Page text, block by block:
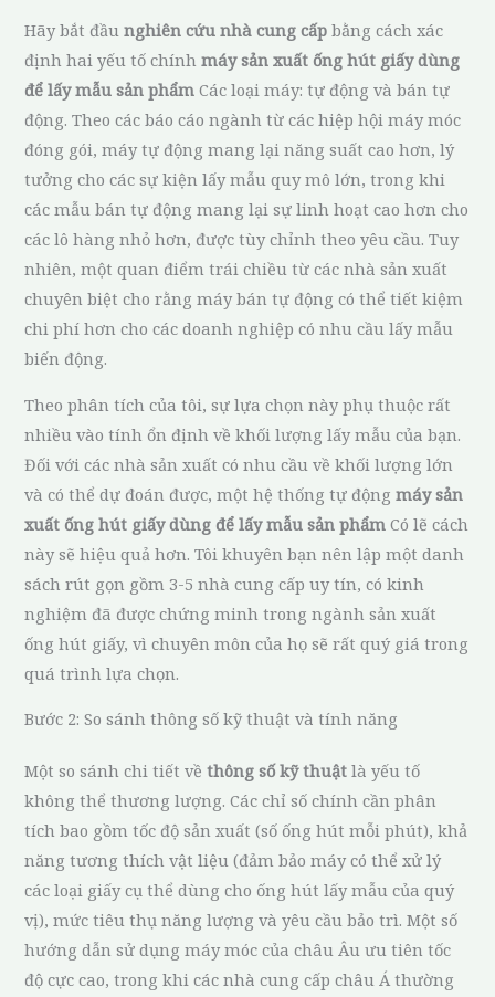
Hãy bắt đầunghiên cứu nhà cung cấp bằng cách xác
định hai yếu tố chínhmáy sản xuất ống hút giấy dùng
để lấy mẫu sản phẩm Các loại máy: tự động và bán tự
động. Theo các báo cáo ngành từ các hiệp hội máy móc
đóng gói, máy tự động mang lại năng suất cao hơn, lý
tưởng cho các sự kiện lấy mẫu quy mô lớn, trong khi
các mẫu bán tự động mang lại sự linh hoạt cao hơn cho
các lô hàng nhỏ hơn, được tùy chỉnh theo yêu cầu. Tuy
nhiên, một quan điểm trái chiều từ các nhà sản xuất
chuyên biệt cho rằng máy bán tự động có thể tiết kiệm
chi phí hơn cho các doanh nghiệp có nhu cầu lấy mẫu
biến động.
Theo phân tích của tôi, sự lựa chọn này phụ thuộc rất
nhiều vào tính ổn định về khối lượng lấy mẫu của bạn.
Đối với các nhà sản xuất có nhu cầu về khối lượng lớn
và có thể dự đoán được, một hệ thống tự độngmáy sản
xuất ống hút giấy dùng để lấy mẫu sản phẩm Có lẽ cách
này sẽ hiệu quả hơn. Tôi khuyên bạn nên lập một danh
sách rút gọn gồm 3-5 nhà cung cấp uy tín, có kinh
nghiệm đã được chứng minh trong ngành sản xuất
ống hút giấy, vì chuyên môn của họ sẽ rất quý giá trong
quá trình lựa chọn.
Bước 2: So sánh thông số kỹ thuật và tính năng
Một so sánh chi tiết vềthông số kỹ thuật là yếu tố
không thể thương lượng. Các chỉ số chính cần phân
tích bao gồm tốc độ sản xuất (số ống hút mỗi phút), khả
năng tương thích vật liệu (đảm bảo máy có thể xử lý
các loại giấy cụ thể dùng cho ống hút lấy mẫu của quý
vị), mức tiêu thụ năng lượng và yêu cầu bảo trì. Một số
hướng dẫn sử dụng máy móc của châu Âu ưu tiên tốc
độ cực cao, trong khi các nhà cung cấp châu Á thường